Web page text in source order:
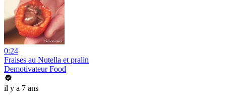
0:24
Fraises au Nutella et pralin
Demotivateur Food
il y a 7 ans